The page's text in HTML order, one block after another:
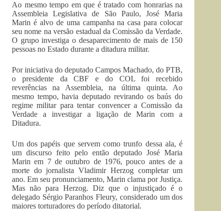
Ao mesmo tempo em que é tratado com honrarias na
Assembleia Legislativa de São Paulo, José Maria
Marin é alvo de uma campanha na casa para colocar
seu nome na versão estadual da Comissão da Verdade.
O grupo investiga o desaparecimento de mais de 150
pessoas no Estado durante a ditadura militar.
Por iniciativa do deputado Campos Machado, do PTB,
o presidente da CBF e do COL foi recebido
reverências na Assembleia, na última quinta. Ao
mesmo tempo, havia deputado revirando os baús do
regime militar para tentar convencer a Comissão da
Verdade a investigar a ligação de Marin com a
Ditadura.
Um dos papéis que servem como trunfo dessa ala, é
um discurso feito pelo então deputado José Maria
Marin em 7 de outubro de 1976, pouco antes de a
morte do jornalista Vladimir Herzog completar um
ano. Em seu pronunciamento, Marin clama por Justiça.
Mas não para Herzog. Diz que o injustiçado é o
delegado Sérgio Paranhos Fleury, considerado um dos
maiores torturadores do período ditatorial.